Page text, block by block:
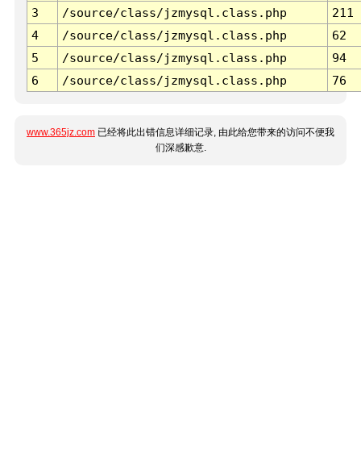
3 /source/class/jzmysql.class.php
211
4
/source/class/jzmysql.class.php
62
5
/source/class/jzmysql.class.php
94
6
/source/class/jzmysql.class.php 76
www.365jz.com 已经将此出错信息详细记录, 由此给您带来的访问不便我
们深感歉意.